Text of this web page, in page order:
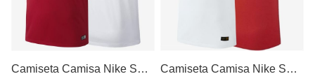
Camiseta Camisa Nike Seleção Portugal I e II 2018 Torcedor Home Away Casa Visitante Camiseta Camisa Nike Seleção Inglaterra I e II 2018 Torcedor Home Away Casa Visitante